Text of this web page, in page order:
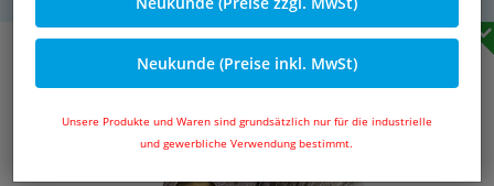
Neukunde (Preise inkl. MwSt)
Unsere Produkte und Waren sind grundsätzlich nur für die industrielle
und gewerbliche Verwendung bestimmt.